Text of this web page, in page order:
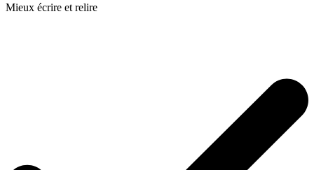
Mieux écrire et relire